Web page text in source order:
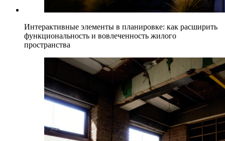
Интерактивные элементы в планировке: как расширить
функциональность и вовлеченность жилого
пространства